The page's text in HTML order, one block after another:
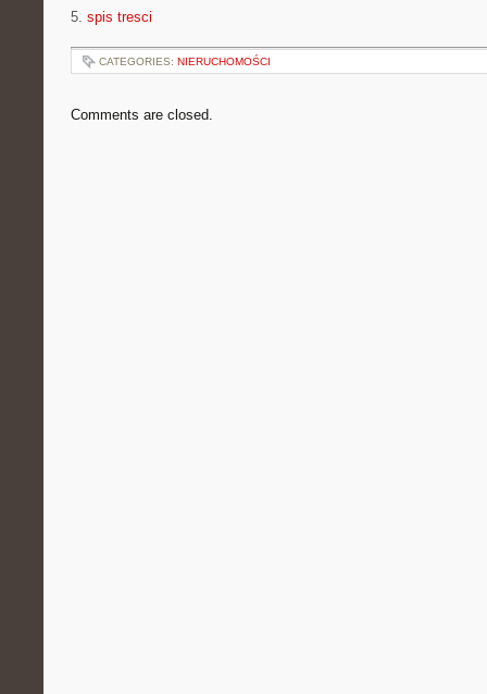
5. spis tresci
CATEGORIES: NIERUCHOMOŚCI
Comments are closed.